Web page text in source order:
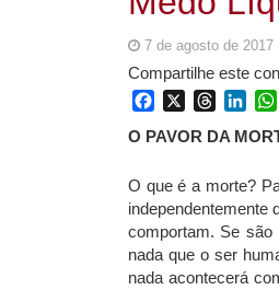
7 de agosto de 2017
Compartilhe este
FacebookThreads
O PAVOR DA
O que é a morte?
independentemente
comportam. Se são
nada que o ser
nada acontecerá